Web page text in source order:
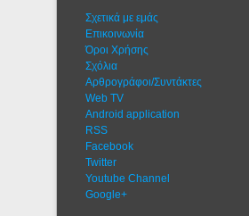
Σχετικά με εμάς
Eπικοινωνία
Όροι Χρήσης
Σχόλια
Αρθρογράφοι/Συντάκτες
Web TV
Android application
RSS
Facebook
Twitter
Youtube Channel
Google+